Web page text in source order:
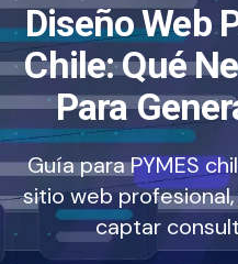
Diseño Web
Chile: Qué
Para
Guía para PYMES
sitio web
captar